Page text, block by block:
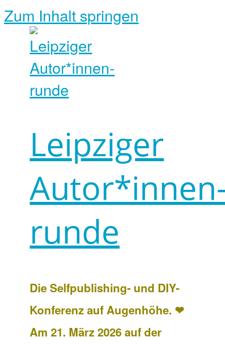
Zum Inhalt springen
Leipziger
runde
Die Selfpublishing- und DIY-
Konferenz auf Augenhöhe. ❤
Am 21. März 2026 auf der